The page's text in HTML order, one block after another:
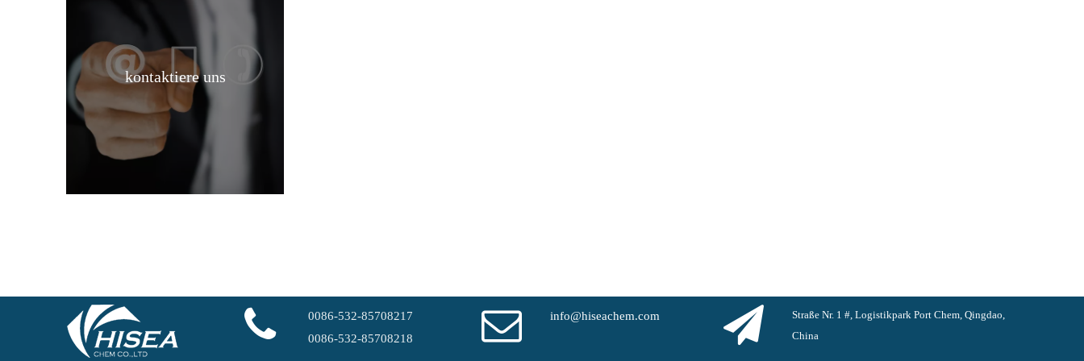
kontaktiere uns
0086-532-85708217
0086-532-85708218
info@hiseachem.com
Straße Nr. 1 #, Logistikpark Port Chem, Qingdao,
China